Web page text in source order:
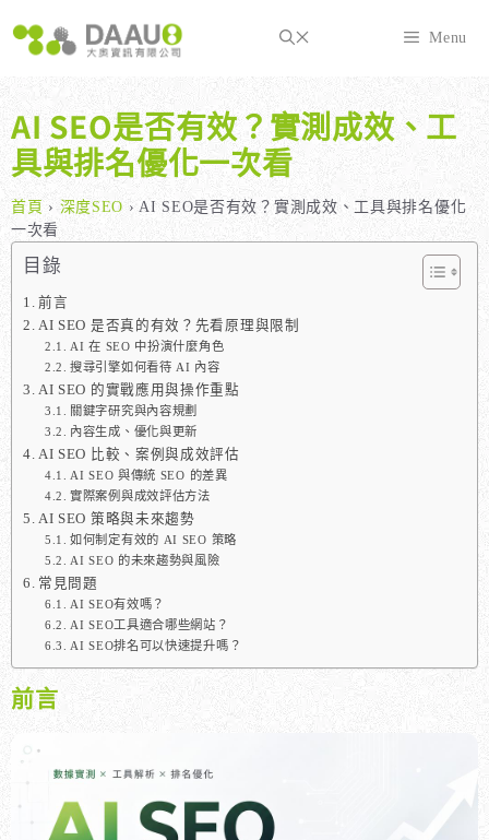
至
內
容
Menu
AI SEO是否有效？實測成效、工
具與排名優化一次看
首頁 › 深度SEO › AI SEO是否有效？實測成效、工具與排名優化
一次看
目錄
前言
AI SEO 是否真的有效？先看原理與限制
AI 在 SEO 中扮演什麼角色
搜尋引擎如何看待 AI 內容
AI SEO 的實戰應用與操作重點
關鍵字研究與內容規劃
內容生成、優化與更新
AI SEO 比較、案例與成效評估
AI SEO 與傳統 SEO 的差異
實際案例與成效評估方法
AI SEO 策略與未來趨勢
如何制定有效的 AI SEO 策略
AI SEO 的未來趨勢與風險
常見問題
AI SEO有效嗎？
AI SEO工具適合哪些網站？
AI SEO排名可以快速提升嗎？
前言